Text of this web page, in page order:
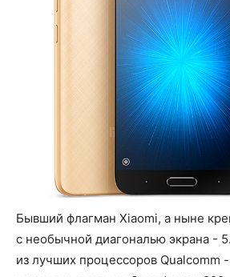
Бывший флагман Xiaomi, а ныне
с необычной диагональю экрана -
из лучших процессоров Qualcomm -